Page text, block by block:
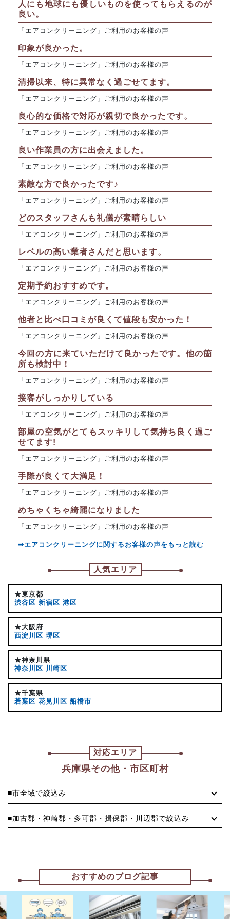
人にも地球にも優しいものを使ってもらえるのが
良い。
「エアコンクリーニング」ご利用のお客様の声
印象が良かった。
「エアコンクリーニング」ご利用のお客様の声
清掃以来、特に異常なく過ごせてます。
「エアコンクリーニング」ご利用のお客様の声
良心的な価格で対応が親切で良かったです。
「エアコンクリーニング」ご利用のお客様の声
良い作業員の方に出会えました。
「エアコンクリーニング」ご利用のお客様の声
素敵な方で良かったです♪
「エアコンクリーニング」ご利用のお客様の声
どのスタッフさんも礼儀が素晴らしい
「エアコンクリーニング」ご利用のお客様の声
レベルの高い業者さんだと思います。
「エアコンクリーニング」ご利用のお客様の声
定期予約おすすめです。
「エアコンクリーニング」ご利用のお客様の声
他者と比べ口コミが良くて値段も安かった！
「エアコンクリーニング」ご利用のお客様の声
今回の方に来ていただけて良かったです。他の箇
所も検討中！
「エアコンクリーニング」ご利用のお客様の声
接客がしっかりしている
「エアコンクリーニング」ご利用のお客様の声
部屋の空気がとてもスッキリして気持ち良く過ご
せてます!
「エアコンクリーニング」ご利用のお客様の声
手際が良くて大満足！
「エアコンクリーニング」ご利用のお客様の声
めちゃくちゃ綺麗になりました
「エアコンクリーニング」ご利用のお客様の声
➡エアコンクリーニングに関するお客様の声をもっと読む
人気エリア
★東京都
渋谷区 新宿区 港区
★大阪府
西淀川区 堺区
★神奈川県
神奈川区 川崎区
★千葉県
若葉区 花見川区 船橋市
対応エリア
兵庫県その他・市区町村
■市全域で絞込み
■加古郡・神崎郡・多可郡・揖保郡・川辺郡で絞込み
おすすめのブログ記事